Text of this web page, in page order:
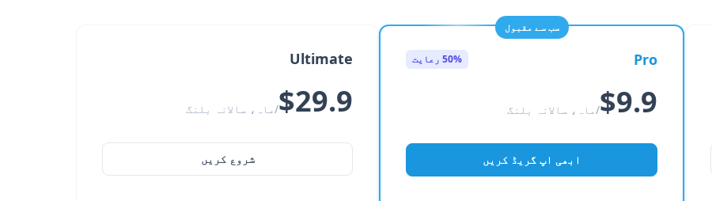
سب سے مقبول
Pro 50% رعایت
$9.9/ماہ، سالانہ بلنگ
ابھی اپ گریڈ کریں
Ultimate
$29.9/ماہ، سالانہ بلنگ
شروع کریں